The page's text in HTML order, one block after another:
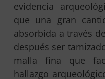
evidencia
que una gran
absorbida a través
después ser
malla fina que
hallazgo